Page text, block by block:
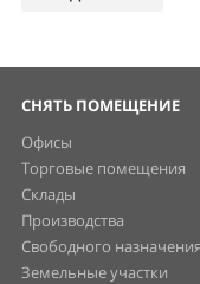
СНЯТЬ ПОМЕЩЕНИЕ
Офисы
Торговые помещения
Склады
Производства
Свободного назначения
Земельные участки